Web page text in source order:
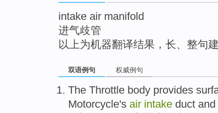
intake air manifold
进气歧管
以上为机器翻译结果，长、整句
双语例句 权威例句
The Throttle body provides
Motorcycle's air intake duct and